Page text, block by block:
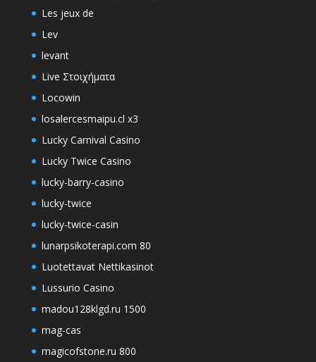
Les jeux de
Lev
levant
Live Στοιχήματα
Locowin
losalercesmaipu.cl x3
Lucky Carnival Casino
Lucky Twice Casino
lucky-barry-casino
lucky-twice
lucky-twice-casin
lunarpsikoterapi.com 80
Luotettavat Nettikasinot
Lussurio Casino
madou128klgd.ru 1500
mag-cas
magicofstone.ru 800